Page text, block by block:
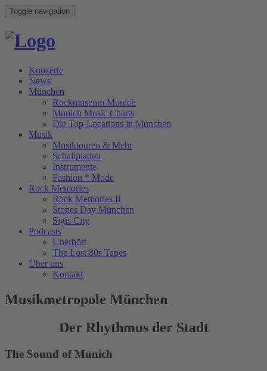
Toggle navigation
Konzerte
News
München
Rockmuseum Munich
Munich Music Charts
Die Top-Locations in München
Musik
Musiktouren & Mehr
Schallplatten
Instrumente
Fashion * Mode
Rock Memories
Rock Memories II
Stones Day München
Sigis City
Podcasts
Unerhört
The Lost 80s Tapes
Über uns
Kontakt
Musikmetropole München
Der Rhythmus der Stadt
The Sound of Munich